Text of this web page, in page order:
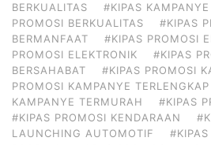
BERKUALITAS
#KIPAS
PROMOSI BERKUALITAS
#KIPAS
BERMANFAAT
#KIPAS PROMOSI
PROMOSI ELEKTRONIK
#KIPAS
BERSAHABAT
#KIPAS PROMOSI
PROMOSI KAMPANYE TERLENGKAP
KAMPANYE TERMURAH
#KIPAS
#KIPAS PROMOSI KENDARAAN
LAUNCHING AUTOMOTIF